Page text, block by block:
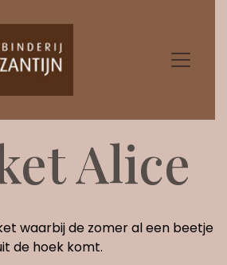
Alice
waarbij de zomer al een beetje
de hoek komt.